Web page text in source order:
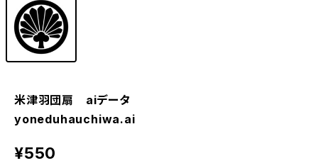
米津羽団扇 aiデータ
yoneduhauchiwa.ai
¥550